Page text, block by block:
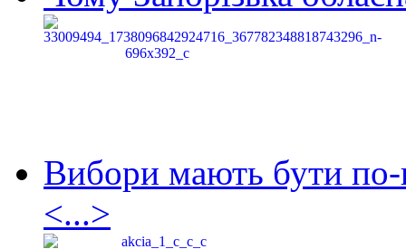
Вибори мають бути по-
<...>